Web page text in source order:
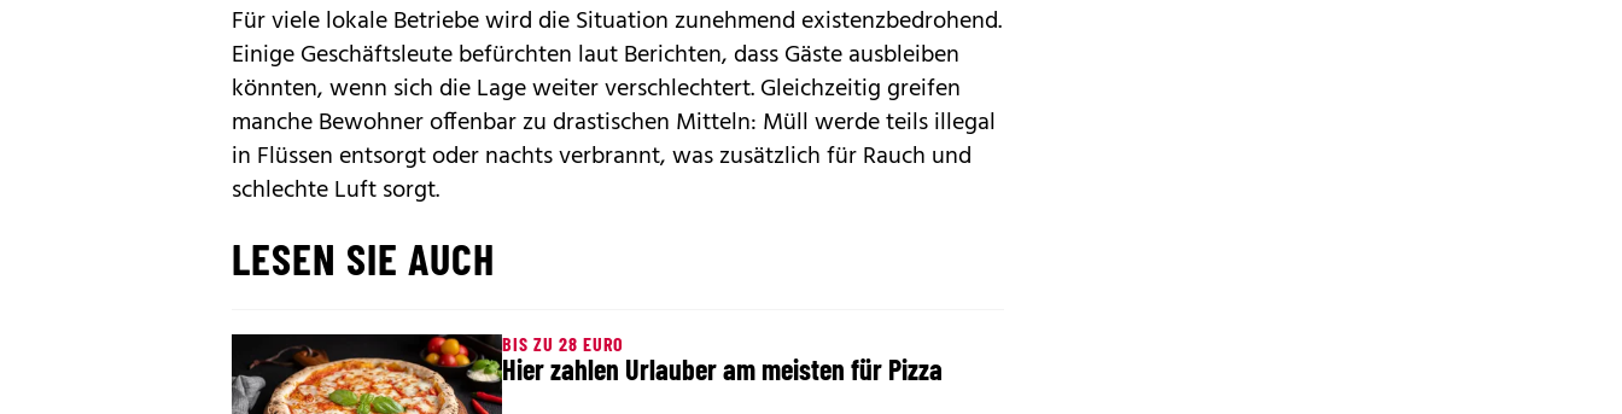
Für viele lokale Betriebe wird die Situation zunehmend existenzbedrohend.
Einige Geschäftsleute befürchten laut Berichten, dass Gäste ausbleiben
könnten, wenn sich die Lage weiter verschlechtert. Gleichzeitig greifen
manche Bewohner offenbar zu drastischen Mitteln: Müll werde teils illegal
in Flüssen entsorgt oder nachts verbrannt, was zusätzlich für Rauch und
schlechte Luft sorgt.
LESEN SIE AUCH
BIS ZU 28 EURO
Hier zahlen Urlauber am meisten für Pizza